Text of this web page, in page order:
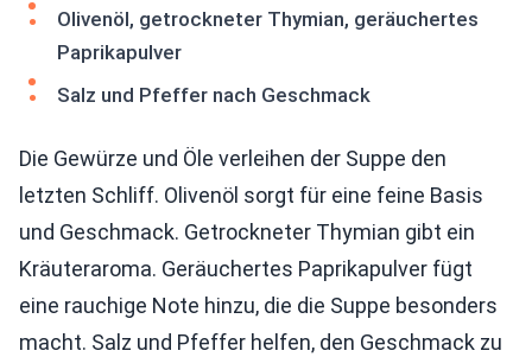
Olivenöl, getrockneter Thymian, geräuchertes
Paprikapulver
Salz und Pfeffer nach Geschmack
Die Gewürze und Öle verleihen der Suppe den
letzten Schliff. Olivenöl sorgt für eine feine Basis
und Geschmack. Getrockneter Thymian gibt ein
Kräuteraroma. Geräuchertes Paprikapulver fügt
eine rauchige Note hinzu, die die Suppe besonders
macht. Salz und Pfeffer helfen, den Geschmack zu